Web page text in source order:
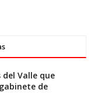
del Valle que
de